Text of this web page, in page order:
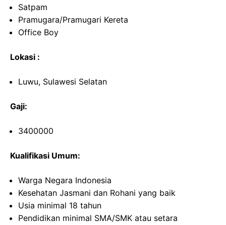
Satpam
Pramugara/Pramugari Kereta
Office Boy
Lokasi :
Luwu, Sulawesi Selatan
Gaji:
3400000
Kualifikasi Umum:
Warga Negara Indonesia
Kesehatan Jasmani dan Rohani yang baik
Usia minimal 18 tahun
Pendidikan minimal SMA/SMK atau setara